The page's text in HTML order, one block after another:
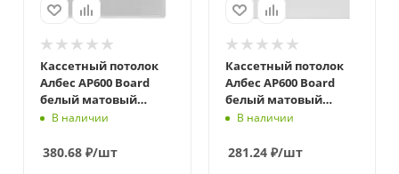
Кассетный потолок
Албес AP600 Board
белый матовый
Эконом перфорация
В наличии
380.68 ₽/шт
Кассетный потолок
Албес AP600 Board
белый матовый
стальной
В наличии
281.24₽/шт